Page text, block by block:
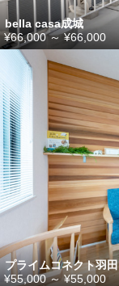
bella casa成城
¥66,000～¥66,000
プライムコネクト羽田
¥55,000～¥55,000